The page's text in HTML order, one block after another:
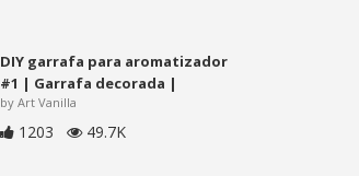
DIY garrafa para aromatizador
#1 | Garrafa decorada |
by Art Vanilla
1203 49.7K